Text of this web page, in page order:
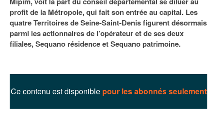
Innovation
Transport
78
91
93
94
Portraits
Agenda
Éditions précédentes
Le podcast
Ecouter les épisodes
profit de la Métropole, qui fait son entrée au capital. Les
quatre Territoires de Seine-Saint-Denis figurent désormais
parmi les actionnaires de l’opérateur et de ses deux
filiales, Sequano résidence et Sequano patrimoine.
Ce contenu est disponible pour les abonnés seulement